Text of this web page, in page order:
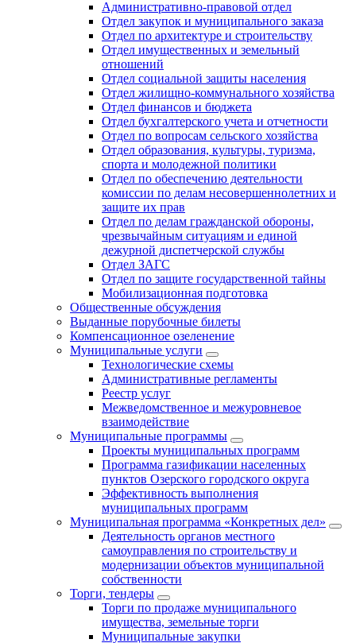
Административно-правовой отдел
Отдел закупок и муниципального заказа
Отдел по архитектуре и строительству
Отдел имущественных и земельный
отношений
Отдел социальной защиты населения
Отдел жилищно-коммунального хозяйства
Отдел финансов и бюджета
Отдел бухгалтерского учета и отчетности
Отдел по вопросам сельского хозяйства
Отдел образования, культуры, туризма,
спорта и молодежной политики
Отдел по обеспечению деятельности
комиссии по делам несовершеннолетних и
защите их прав
Отдел по делам гражданской обороны,
чрезвычайным ситуациям и единой
дежурной диспетчерской службы
Отдел ЗАГС
Отдел по защите государственной тайны
Мобилизационная подготовка
Общественные обсуждения
Выданные порубочные билеты
Компенсационное озеленение
Муниципальные услуги
Технологические схемы
Административные регламенты
Реестр услуг
Межведомственное и межуровневое
взаимодействие
Муниципальные программы
Проекты муниципальных программ
Программа газификации населенных
пунктов Озерского городского округа
Эффективность выполнения
муниципальных программ
Муниципальная программа «Конкретных дел»
Деятельность органов местного
самоуправления по строительству и
модернизации объектов муниципальной
собственности
Торги, тендеры
Торги по продаже муниципального
имущества, земельные торги
Муниципальные закупки